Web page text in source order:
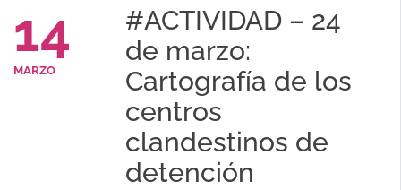
14
MARZO
#ACTIVIDAD – 24
de marzo:
Cartografía de los
centros
clandestinos de
detención